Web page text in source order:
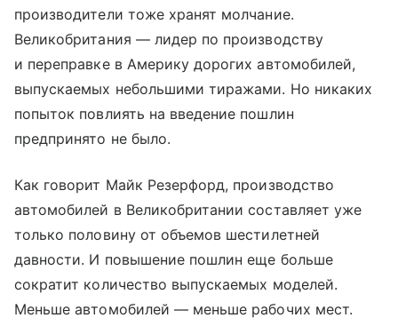
производители тоже хранят молчание.
Великобритания — лидер по производству
и переправке в Америку дорогих автомобилей,
выпускаемых небольшими тиражами. Но никаких
попыток повлиять на введение пошлин
предпринято не было.
Как говорит Майк Резерфорд, производство
автомобилей в Великобритании составляет уже
только половину от объемов шестилетней
давности. И повышение пошлин еще больше
сократит количество выпускаемых моделей.
Меньше автомобилей — меньше рабочих мест.